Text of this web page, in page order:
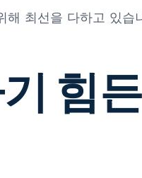
해 최선을 다하고 있습
힘